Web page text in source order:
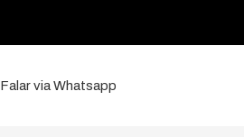
Falar via Whatsapp